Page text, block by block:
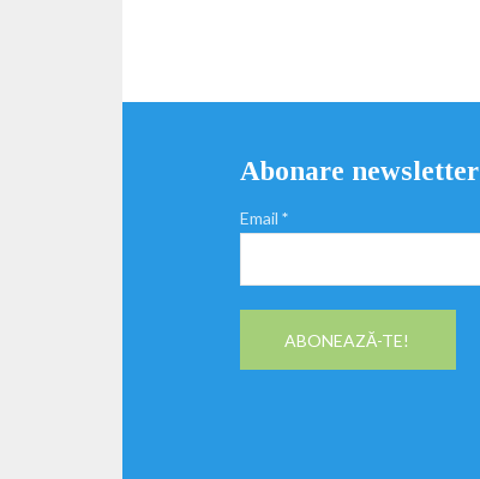
Abonare newsletter
Email *